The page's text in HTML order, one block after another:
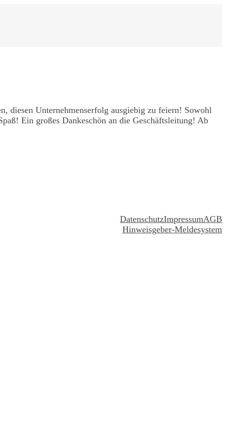
diesen Unternehmenserfolg ausgiebig zu feiern! Sowohl
Ein großes Dankeschön an die Geschäftsleitung! Ab
DatenschutzImpressumAGB
Hinweisgeber-Meldesystem